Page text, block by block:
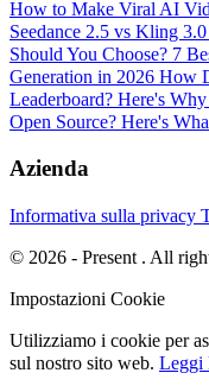
How to Make Viral AI
Seedance 2.5 vs Kling
Should You Choose? 7
Generation in 2026 How
Leaderboard? Here's
Open Source? Here's
Azienda
Informativa sulla privacy
© 2026 - Present . All
Impostazioni Cookie
Utilizziamo i cookie per
sul nostro sito web. Leggi